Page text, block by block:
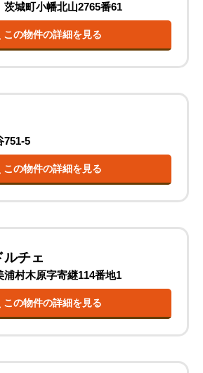
城町小幡北山2765番61
この物件の詳細を見る
751-5
この物件の詳細を見る
ルチェ
村木原字寄継114番地1
この物件の詳細を見る